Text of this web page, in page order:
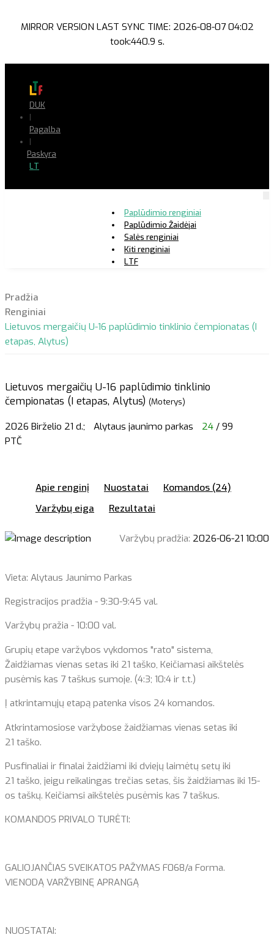
MIRROR VERSION LAST SYNC TIME: 2026-08-07 04:02
took:440.9 s.
DUK
|
Pagalba
|
Paskyra
LT
Paplūdimio renginiai
Paplūdimio Žaidėjai
Salės renginiai
Kiti renginiai
LTF
Pradžia
Renginiai
Lietuvos mergaičių U-16 paplūdimio tinklinio čempionatas (I
etapas, Alytus)
Lietuvos mergaičių U-16 paplūdimio tinklinio
čempionatas (I etapas, Alytus) (Moterys)
2026 Birželio 21 d.; Alytaus jaunimo parkas 24 / 99
PTČ
Apie renginį Nuostatai
Komandos (24)
Varžybų eiga
Rezultatai
Varžybų pradžia: 2026-06-21 10:00
Vieta: Alytaus Jaunimo Parkas
Registracijos pradžia - 9:30-9:45 val.
Varžybų pražia - 10:00 val.
Grupių etape varžybos vykdomos "rato" sistema,
Žaidžiamas vienas setas iki 21 taško, Keičiamasi aikštelės
pusėmis kas 7 taškus sumoje. (4:3; 10:4 ir t.t.)
Į atkrintamųjų etapą patenka visos 24 komandos.
Atkrintamosiose varžybose žaidžiamas vienas setas iki
21 taško.
Pusfinaliai ir finalai žaidžiami iki dviejų laimėtų setų iki
21 taško, jeigu reikalingas trečias setas, šis žaidžiamas iki 15-
os taškų. Keičiamsi aikštelės pusėmis kas 7 taškus.
KOMANDOS PRIVALO TURĖTI:
GALIOJANČIAS SVEIKATOS PAŽYMAS F068/a Forma.
VIENODĄ VARŽYBINĘ APRANGĄ
NUOSTATAI: